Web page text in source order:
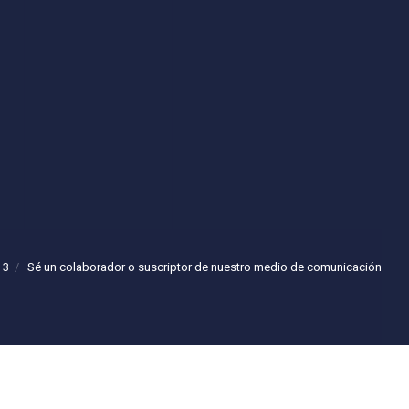
Sé un colaborador o suscriptor de nuestro medio de comunicación